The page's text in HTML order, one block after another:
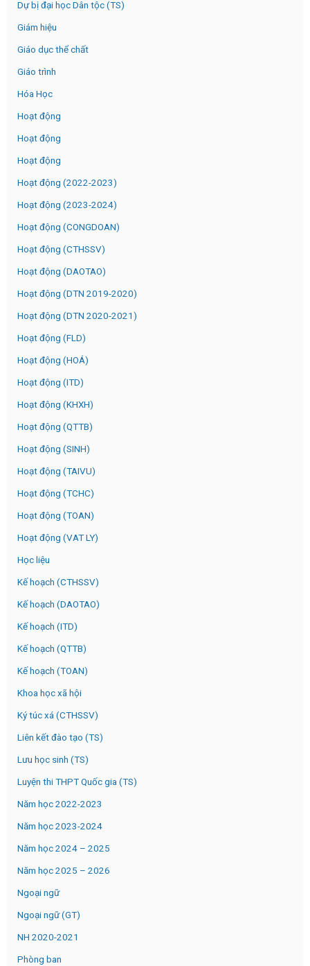
Dự bị đại học Dân tộc (TS)
Giám hiệu
Giáo dục thể chất
Giáo trình
Hóa Học
Hoạt động
Hoạt động
Hoạt động
Hoạt động (2022-2023)
Hoạt động (2023-2024)
Hoạt động (CONGDOAN)
Hoạt động (CTHSSV)
Hoạt động (DAOTAO)
Hoạt động (DTN 2019-2020)
Hoạt động (DTN 2020-2021)
Hoạt động (FLD)
Hoạt động (HOÁ)
Hoạt động (ITD)
Hoạt động (KHXH)
Hoạt động (QTTB)
Hoạt động (SINH)
Hoạt động (TAIVU)
Hoạt động (TCHC)
Hoạt động (TOAN)
Hoạt động (VAT LY)
Học liệu
Kế hoạch (CTHSSV)
Kế hoạch (DAOTAO)
Kế hoạch (ITD)
Kế hoạch (QTTB)
Kế hoạch (TOAN)
Khoa học xã hội
Ký túc xá (CTHSSV)
Liên kết đào tạo (TS)
Lưu học sinh (TS)
Luyện thi THPT Quốc gia (TS)
Năm học 2022-2023
Năm học 2023-2024
Năm học 2024 – 2025
Năm học 2025 – 2026
Ngoại ngữ
Ngoại ngữ (GT)
NH 2020-2021
Phòng ban